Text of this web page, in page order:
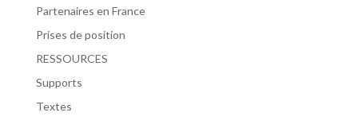
Partenaires en France
Prises de position
RESSOURCES
Supports
Textes